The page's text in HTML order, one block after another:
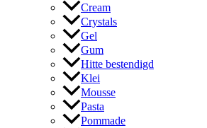
Cream
Crystals
Gel
Gum
Hitte bestendigd
Klei
Mousse
Pasta
Pommade